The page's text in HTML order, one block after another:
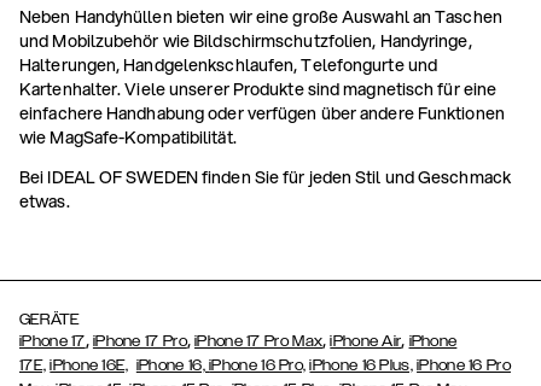
Neben Handyhüllen bieten wir eine große Auswahl an Taschen
und Mobilzubehör wie Bildschirmschutzfolien, Handyringe,
Halterungen, Handgelenkschlaufen, Telefongurte und
Kartenhalter. Viele unserer Produkte sind magnetisch für eine
einfachere Handhabung oder verfügen über andere Funktionen
wie MagSafe-Kompatibilität.
Bei IDEAL OF SWEDEN finden Sie für jeden Stil und Geschmack
etwas.
GERÄTE
iPhone 17, iPhone 17 Pro,iPhone 17 Pro Max,iPhone Air, iPhone
17E, iPhone 16E, iPhone 16,iPhone 16 Pro, iPhone 16 Plus, iPhone 16 Pro